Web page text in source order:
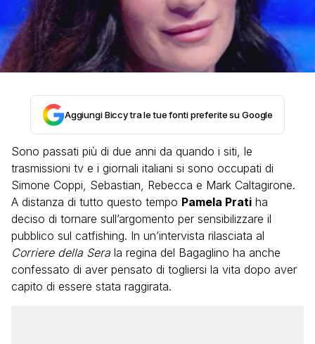
Aggiungi Biccy tra le tue fonti preferite su Google
Sono passati più di due anni da quando i siti, le
trasmissioni tv e i giornali italiani si sono occupati di
Simone Coppi, Sebastian, Rebecca e Mark Caltagirone.
A distanza di tutto questo tempo Pamela Prati ha
deciso di tornare sull’argomento per sensibilizzare il
pubblico sul catfishing. In un’intervista rilasciata al
Corriere della Sera la regina del Bagaglino ha anche
confessato di aver pensato di togliersi la vita dopo aver
capito di essere stata raggirata.